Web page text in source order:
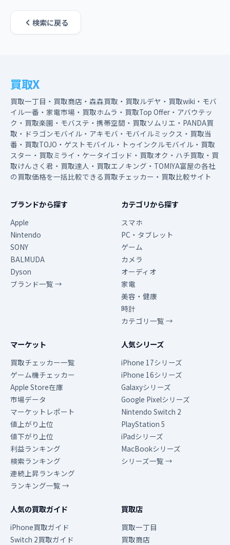
検索に戻る
買取X
買取一丁目・買取商店・森森買取・買取ルデヤ・買取wiki・モバ
イル一番・家電市場・買取ホムラ・買取Top Offer・アバウテッ
ク・買取楽園・モバステ・携帯空間・買取ソムリエ・PANDA買
取・ドラゴンモバイル・アキモバ・モバイルミックス・買取当
番・買取TOJO・ゲストモバイル・トゥインクルモバイル・買取
スター・買取ミライ・ケータイゴッド・買取オク・ハチ買取・買
取けんさく君・買取達人・買取エノキング・TOMIYA富屋の各社
の買取価格を一括比較できる買取チェッカー・買取比較サイト
ブランドから探す
Apple
Nintendo
SONY
BALMUDA
Dyson
ブランド一覧 →
カテゴリから探す
スマホ
PC・タブレット
ゲーム
カメラ
オーディオ
家電
美容・健康
時計
カテゴリ一覧 →
マーケット
買取チェッカー一覧
ゲーム機チェッカー
Apple Store在庫
市場データ
マーケットレポート
値上がり上位
値下がり上位
利益ランキング
検索ランキング
連続上昇ランキング
ランキング一覧 →
人気シリーズ
iPhone 17シリーズ
iPhone 16シリーズ
Galaxyシリーズ
Google Pixelシリーズ
Nintendo Switch 2
PlayStation 5
iPadシリーズ
MacBookシリーズ
シリーズ一覧 →
人気の買取ガイド
iPhone買取ガイド
Switch 2買取ガイド
買取店
買取一丁目
買取商店